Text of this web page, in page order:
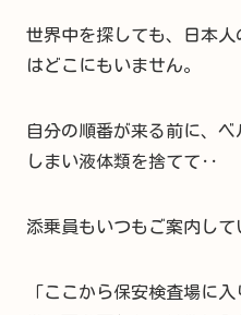
世界中を探しても、日本
はどこにもいません。
自分の順番が来る前に、
しまい液体類を捨てて‥
添乗員もいつもご案内して
「ここから保安検査場に